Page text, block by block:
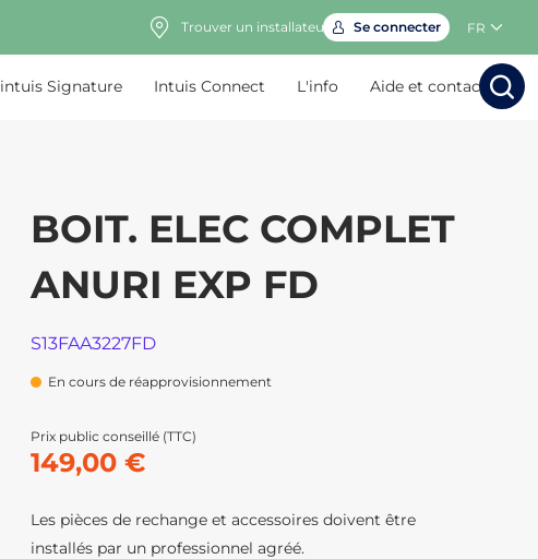
Trouver un installateur Se connecter FR
intuis Signature Intuis Connect L'info Aide et contact
RechercherRechercher
BOIT. ELEC COMPLET
ANURI EXP FD
S13FAA3227FD
En cours de réapprovisionnement
Prix public conseillé (TTC)
149,00 €
Les pièces de rechange et accessoires doivent être
installés par un professionnel agréé.